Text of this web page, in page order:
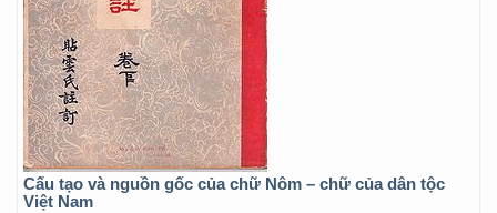
Cấu tạo và nguồn gốc của chữ Nôm – chữ của dân tộc
Việt Nam